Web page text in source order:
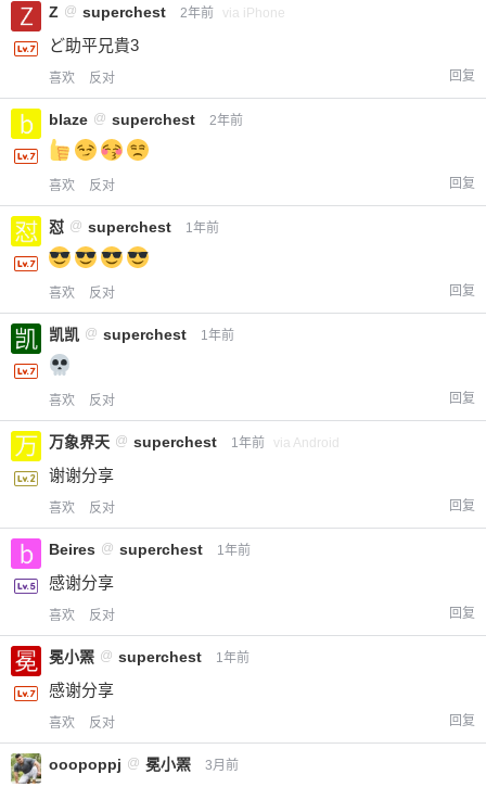
Z @ superchest 2年前 via iPhone
ど助平兄貴3
喜欢 反对 回复
blaze @ superchest 2年前
喜欢 反对 回复
怼 @ superchest 1年前
喜欢 反对 回复
凯凯 @ superchest 1年前
喜欢 反对 回复
万象界天 @ superchest 1年前 via Android
谢谢分享
喜欢 反对 回复
Beires @ superchest 1年前
感谢分享
喜欢 反对 回复
冕小罴 @ superchest 1年前
感谢分享
喜欢 反对 回复
ooopoppj @ 冕小罴 3月前